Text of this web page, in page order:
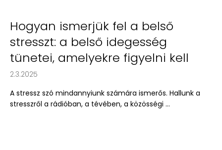
Hogyan ismerjük fel a belső
stresszt: a belső idegesség
tünetei, amelyekre figyelni kell
2.3.2025
A stressz szó mindannyiunk számára ismerős. Hallunk a
stresszről a rádióban, a tévében, a közösségi ...